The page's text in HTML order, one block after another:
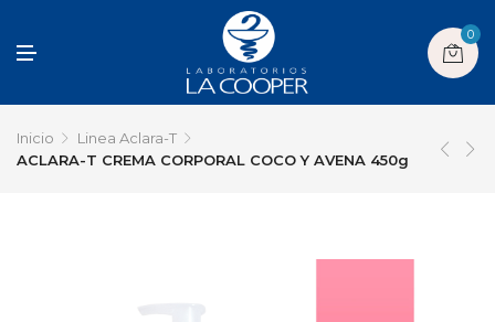
0
Inicio
Linea Aclara-T
ACLARA-T CREMA CORPORAL COCO Y AVENA 450g